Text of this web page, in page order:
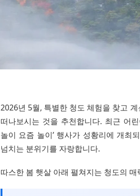
2026년 5월, 특별한 청도 체험을 찾고
떠나보시는 것을 추천합니다. 최근 어
놀이 요즘 놀이’ 행사가 성황리에 개최
넘치는 분위기를 자랑합니다.
따스한 봄 햇살 아래 펼쳐지는 청도의